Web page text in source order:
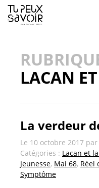
Aller
au
LACAN
La verdeur
Le 10 octobre 2017 par
Catégories : Lacan et
Jeunesse, Mai 68, Réel
Symptôme